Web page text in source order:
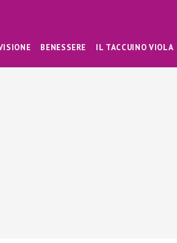
BENESSERE IL TACCUINO VIOLA